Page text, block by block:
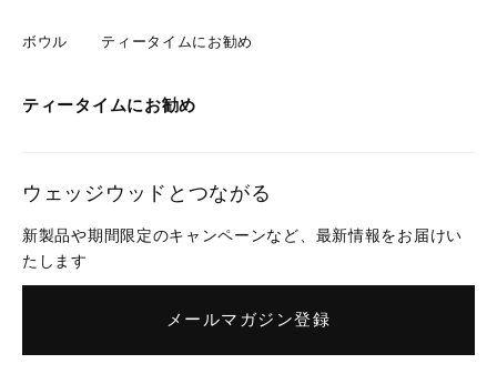
ボウル ティータイムにお勧め
ティータイムにお勧め
ウェッジウッドとつながる
新製品や期間限定のキャンペーンなど、最新情報をお届けい
たします
メールマガジン登録